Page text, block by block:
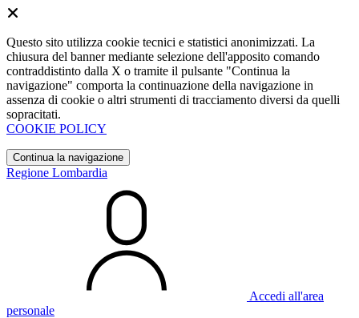
Questo sito utilizza cookie tecnici e statistici anonimizzati. La
chiusura del banner mediante selezione dell'apposito comando
contraddistinto dalla X o tramite il pulsante "Continua la
navigazione" comporta la continuazione della navigazione in
assenza di cookie o altri strumenti di tracciamento diversi da quelli
sopracitati.
COOKIE POLICY
Continua la navigazione
Regione Lombardia
Accedi all'area
personale